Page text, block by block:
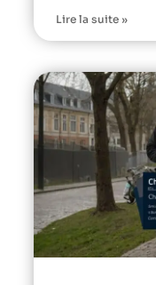
Lire la suite »